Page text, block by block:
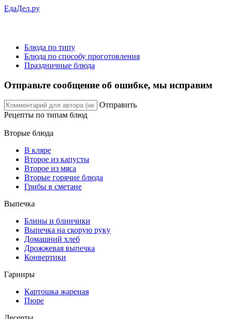
ЕдаДел.ру
Блюда по типу
Блюда по способу проготовления
Праздничные блюда
Отправьте сообщение об ошибке, мы исправим
Отправить
Рецепты по типам блюд
Вторые блюда
В кляре
Второе из капусты
Второе из мяса
Вторые горячие блюда
Грибы в сметане
Выпечка
Блины и блинчики
Выпечка на скорую руку
Домашний хлеб
Дрожжевая выпечка
Конвертики
Гарниры
Картошка жареная
Пюре